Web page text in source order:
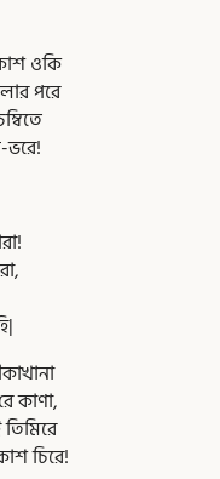
ওকি
পরে
কাণা,
চিরে!